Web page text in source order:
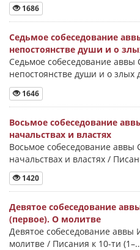
1686
Седьмое собеседование
непостоянстве души и о
Седьмое собеседование аввы
непостоянстве души и о злых
1646
Восьмое собеседование
начальствах и властях
Восьмое собеседование аввы
начальствах и властях /
1420
Девятое собеседование
(первое). О молитве
Девятое собеседование аввы
молитве / Писания к 10-ти